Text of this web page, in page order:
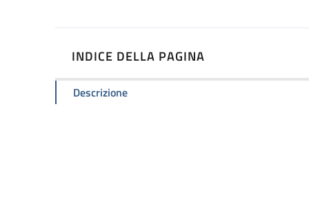
INDICE DELLA PAGINA
Descrizione